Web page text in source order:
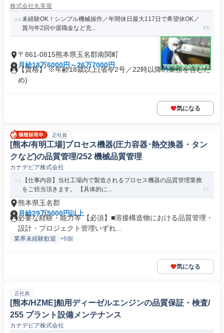
株式会社丸美屋
未経験OK！シンプル機械操作／年間休日最大117日で希望休OK／
賞与年2回や退職金など充...
〒861-0815熊本県玉名郡南関町
月給18万6000円～26万7000円
【資格】 ※年齢18歳以上(省令2号／22時以降の業務を含むた
め)
気になる
正社員
[熊本/有明工場]プロセス機器(圧力容器･熱交換器・タン
クなど)の品質管理/252 機械品質管理
カナデビア株式会社
【仕事内容】当社工場内で製造されるプロセス機器の品質管理業務
をご担当頂きます。 【具体的に...
熊本県玉名郡
月給29万5000円以上
必要な経験・能力等 【必須】■溶接構造物における品質管理・
設計・プロジェクト管理いずれ...
業界未経験歓迎 +8個
気になる
正社員
[熊本/HZME]舶用ディーゼルエンジンの品質保証・検査/
255 プラント設備メンテナンス
カナデビア株式会社